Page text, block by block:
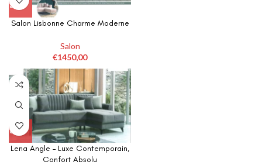
Ce
plusieurs
variations.
Les
options
peuvent
être
choisies
sur
la
Salon Lisbonne Charme Moderne
Salon
€1450,00
Ce
produit
Lena Angle – Luxe Contemporain,
Confort Absolu